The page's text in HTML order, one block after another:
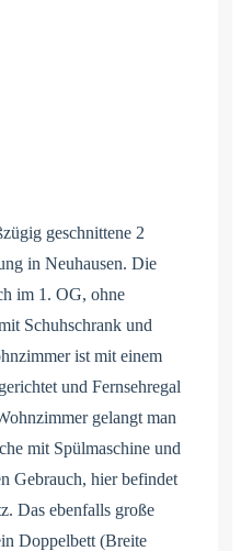
geschnittene 2
in Neuhausen. Die
im 1. OG, ohne
Schuhschrank und
ist mit einem
und Fernsehregal
gelangt man
mit Spülmaschine und
Gebrauch, hier befindet
Das ebenfalls große
Doppelbett (Breite